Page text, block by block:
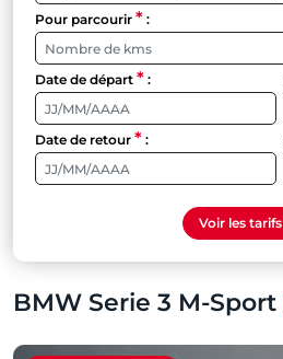
Pour parcourir * :
Date de départ * :
Date de retour * :
Voir les tarifs
BMW Serie 3 M-Sport